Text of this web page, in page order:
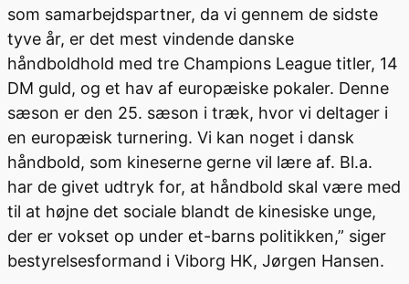
som samarbejdspartner, da vi gennem de sidste
tyve år, er det mest vindende danske
håndboldhold med tre Champions League titler, 14
DM guld, og et hav af europæiske pokaler. Denne
sæson er den 25. sæson i træk, hvor vi deltager i
en europæisk turnering. Vi kan noget i dansk
håndbold, som kineserne gerne vil lære af. Bl.a.
har de givet udtryk for, at håndbold skal være med
til at højne det sociale blandt de kinesiske unge,
der er vokset op under et-barns politikken,” siger
bestyrelsesformand i Viborg HK, Jørgen Hansen.